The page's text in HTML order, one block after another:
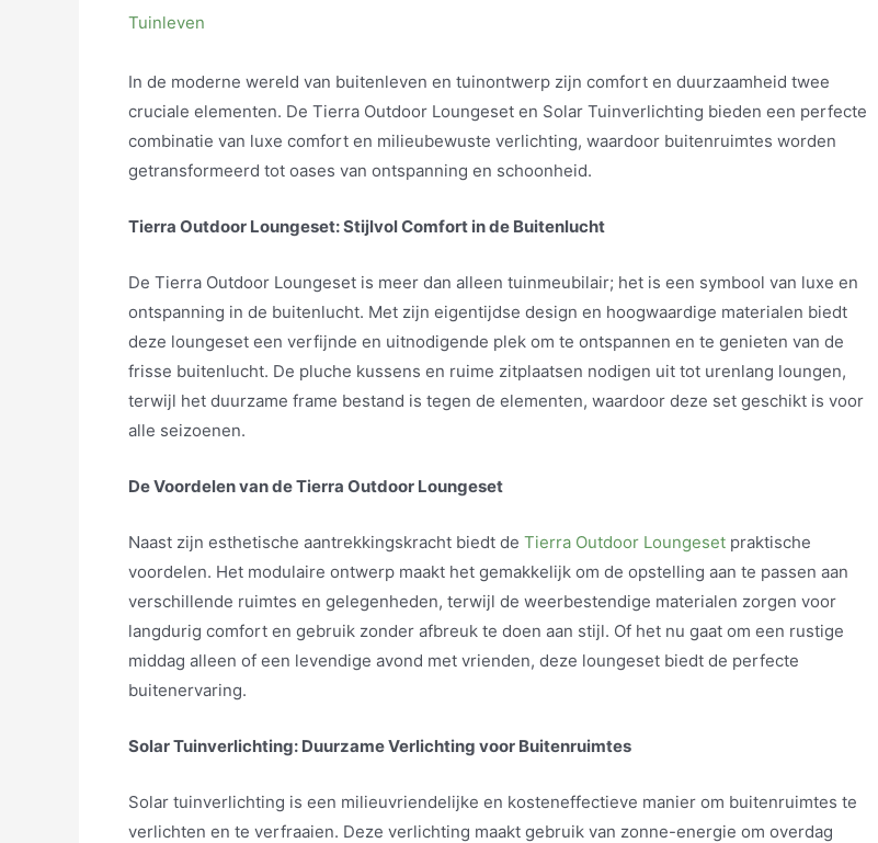
Tuinleven
In de moderne wereld van buitenleven en tuinontwerp zijn comfort en duurzaamheid twee
cruciale elementen. De Tierra Outdoor Loungeset en Solar Tuinverlichting bieden een perfecte
combinatie van luxe comfort en milieubewuste verlichting, waardoor buitenruimtes worden
getransformeerd tot oases van ontspanning en schoonheid.
Tierra Outdoor Loungeset: Stijlvol Comfort in de Buitenlucht
De Tierra Outdoor Loungeset is meer dan alleen tuinmeubilair; het is een symbool van luxe en
ontspanning in de buitenlucht. Met zijn eigentijdse design en hoogwaardige materialen biedt
deze loungeset een verfijnde en uitnodigende plek om te ontspannen en te genieten van de
frisse buitenlucht. De pluche kussens en ruime zitplaatsen nodigen uit tot urenlang loungen,
terwijl het duurzame frame bestand is tegen de elementen, waardoor deze set geschikt is voor
alle seizoenen.
De Voordelen van de Tierra Outdoor Loungeset
Naast zijn esthetische aantrekkingskracht biedt de Tierra Outdoor Loungeset praktische
voordelen. Het modulaire ontwerp maakt het gemakkelijk om de opstelling aan te passen aan
verschillende ruimtes en gelegenheden, terwijl de weerbestendige materialen zorgen voor
langdurig comfort en gebruik zonder afbreuk te doen aan stijl. Of het nu gaat om een rustige
middag alleen of een levendige avond met vrienden, deze loungeset biedt de perfecte
buitenervaring.
Solar Tuinverlichting: Duurzame Verlichting voor Buitenruimtes
Solar tuinverlichting is een milieuvriendelijke en kosteneffectieve manier om buitenruimtes te
verlichten en te verfraaien. Deze verlichting maakt gebruik van zonne-energie om overdag